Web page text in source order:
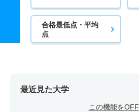
合格最低点・平均
点
最近見た大学
この機能をOFF